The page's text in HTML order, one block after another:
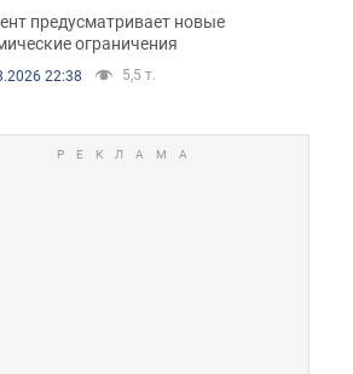
предусматривает новые
ограничения
22:38 5,5 т.